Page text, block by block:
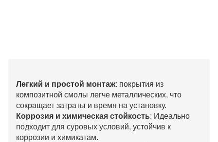
Легкий и простой монтаж: покрытия из
композитной смолы легче металлических, что
сокращает затраты и время на установку.
Коррозия и химическая стойкость: Идеально
подходит для суровых условий, устойчив к
коррозии и химикатам.